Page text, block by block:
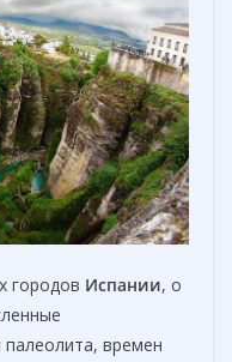
городов Испании, о
палеолита, времен